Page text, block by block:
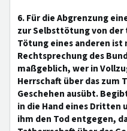
6. Für die Abgrenzung
zur Selbsttötung von
Tötung eines anderen ist
Rechtsprechung des
maßgeblich, wer in
Herrschaft über das zum
Geschehen ausübt.
in die Hand eines Dritten
ihm den Tod entgegen,